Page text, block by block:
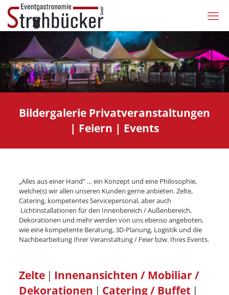
Bildergalerie Privatveranstaltungen
| Feiern | Events
„Alles aus einer Hand” … ein Konzept und eine Philosophie,
welche(s) wir allen unseren Kunden gerne anbieten. Zelte,
Catering, kompetentes Servicepersonal, aber auch
Lichtinstallationen für den Innenbereich / Außenbereich,
Dekorationen und mehr werden von uns ebenso angeboten,
wie eine kompetente Beratung, 3D-Planung, Logistik und die
Nachbearbeitung Ihrer Veranstaltung / Feier bzw. Ihres Events.
Zelte | Innenansichten / Mobiliar /
Dekorationen | Catering / Buffet |